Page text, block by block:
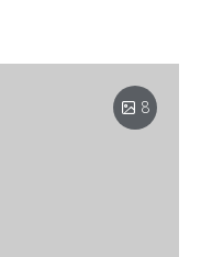
8